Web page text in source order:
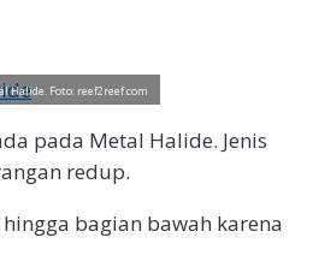
Halide. Foto: reef2reef.com
pada Metal Halide. Jenis
redup.
bagian bawah karena